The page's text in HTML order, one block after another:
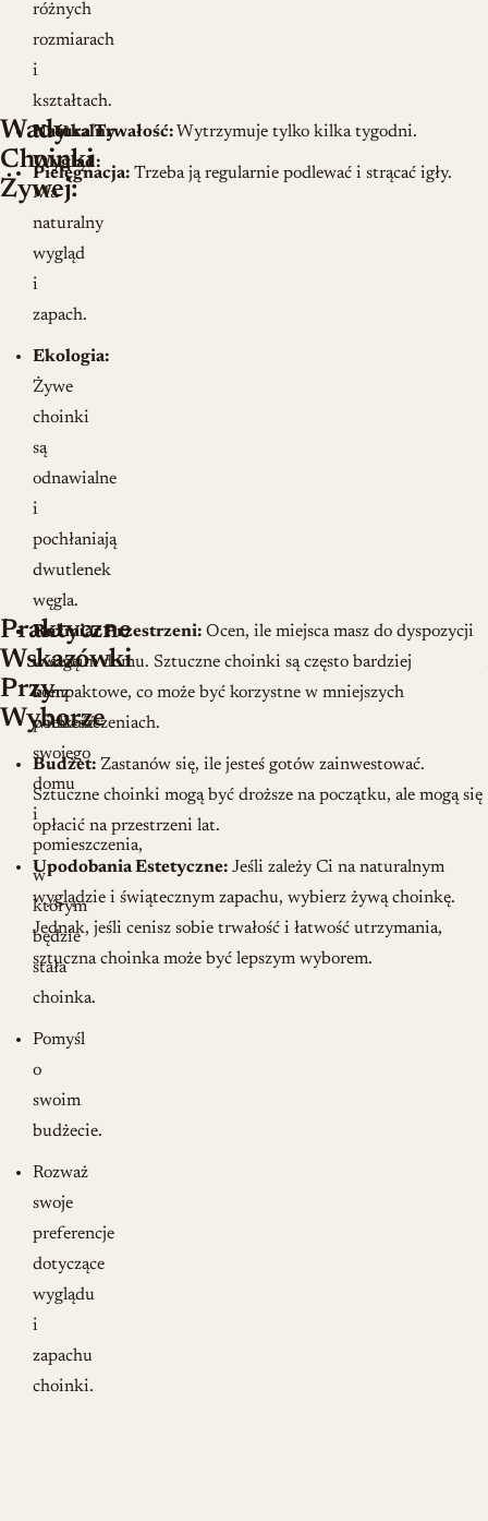
różnych
rozmiarach
i
kształtach.
Naturalny
Wygląd:
Ma
naturalny
wygląd
i
zapach.
Ekologia:
Żywe
choinki
są
odnawialne
i
pochłaniają
dwutlenek
węgla.
Wady
Choinki
Żywej:
Krótka Trwałość: Wytrzymuje tylko kilka tygodni.
Pielęgnacja: Trzeba ją regularnie podlewać i strącać igły.
Pod
uwagę
bierz
wielkość
swojego
domu
i
pomieszczenia,
w
którym
będzie
stała
choinka.
Pomyśl
o
swoim
budżecie.
Rozważ
swoje
preferencje
dotyczące
wyglądu
i
zapachu
choinki.
Praktyczne
Wskazówki
Przy
Wyborze
Rozmiar Przestrzeni: Ocen, ile miejsca masz do dyspozycji
w swoim domu. Sztuczne choinki są często bardziej
kompaktowe, co może być korzystne w mniejszych
pomieszczeniach.
Budżet: Zastanów się, ile jesteś gotów zainwestować.
Sztuczne choinki mogą być droższe na początku, ale mogą się
opłacić na przestrzeni lat.
Upodobania Estetyczne: Jeśli zależy Ci na naturalnym
wyglądzie i świątecznym zapachu, wybierz żywą choinkę.
Jednak, jeśli cenisz sobie trwałość i łatwość utrzymania,
sztuczna choinka może być lepszym wyborem.